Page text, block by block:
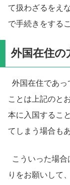
て扱わざるをえ
で手続きをする
外国在住の
外国在住であっ
ことは上記のと
本に入国するこ
てしまう場合も
こういった場
りをお願いして